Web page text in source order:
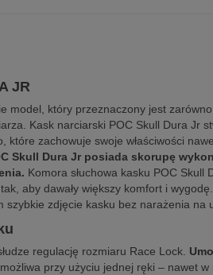
JR
który przeznaczony jest
Kask narciarski POC Skull Dura Jr
zachowuje swoje właściwości
Skull Dura Jr posiada skorupę
Komora słuchowa kasku POC Skull
aby dawały większy komfort i
zdjęcie kasku bez narażenia na
regulację rozmiaru Race Lock.
przy użyciu jednej ręki – nawet